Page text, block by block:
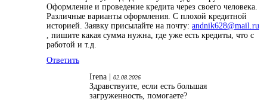
Оформление и проведение кредита через своего человека.
Различные варианты оформления. С плохой кредитной
историей. Заявку присылайте на почту: andnik628@mail.ru
, пишите какая сумма нужна, где уже есть кредиты, что с
работой и т.д.
Ответить
Irena | 02.08.2026
Здравствуите, если есть большая
загруженность, помогаете?